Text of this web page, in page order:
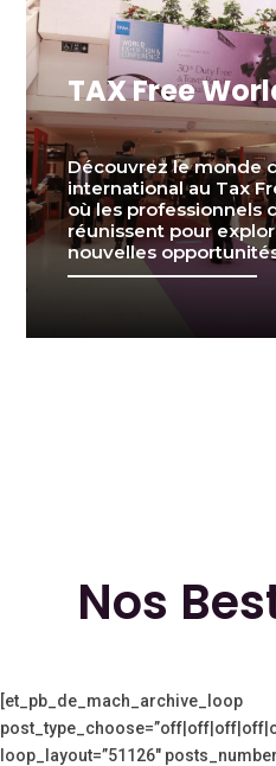
TAX Free
Découvrez le monde
international au Tax
où les professionnels
réunissent pour
nouvelles
Nos
[et_pb_de_mach_archive_loop
loop_layout=”51126″